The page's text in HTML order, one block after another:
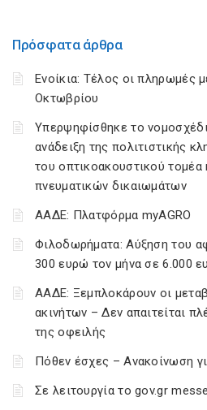
Πρόσφατα άρθρα
Ενοίκια: Τέλος οι πληρωμές
Οκτωβρίου
Υπερψηφίσθηκε το
ανάδειξη της πολιτιστικής
του οπτικοακουστικού τομέα
πνευματικών δικαιωμάτων
ΑΑΔΕ: Πλατφόρμα myAGRO
Φιλοδωρήματα: Αύξηση του
300 ευρώ τον μήνα σε 6.000
ΑΑΔΕ: Ξεμπλοκάρουν οι
ακινήτων – Δεν απαιτείται
της οφειλής
Πόθεν έσχες – Ανακοίνωση
Σε λειτουργία το gov.gr